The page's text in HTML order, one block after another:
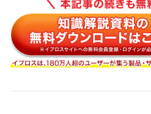
立ち止まりやすい構造、
プレイの配置
③通行ピークの把握